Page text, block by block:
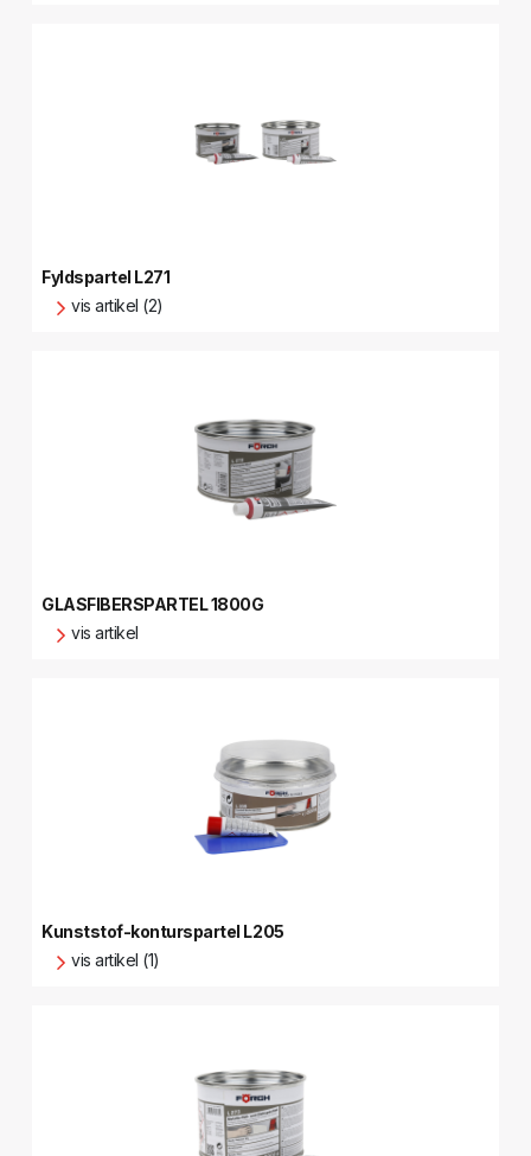
Fyldspartel L271
vis artikel (2)
GLASFIBERSPARTEL 1800G
vis artikel
Kunststof-konturspartel L205
vis artikel (1)